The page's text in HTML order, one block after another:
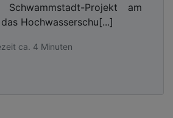
Schwammstadt-Projekt am
Hochwasserschu[...]
ca. 4 Minuten